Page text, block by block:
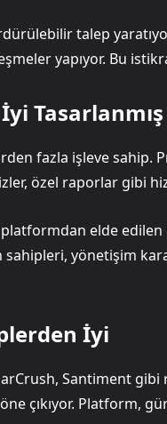
talep
yapıyor. Bu
Tasarlanmış
fazla işleve sahip.
özel raporlar gibi
elde
sahipleri, yönetişim
İyi
Santiment
çıkıyor. Platform,